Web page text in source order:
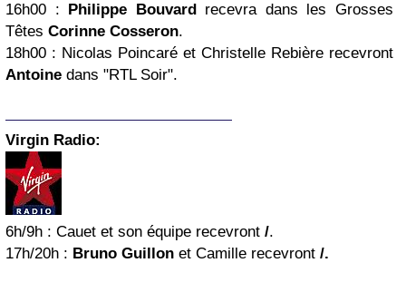
16h00 : Philippe Bouvardrecevra dans les Grosses
Têtes Corinne Cosseron.
18h00 : Nicolas Poincaré et Christelle Rebière recevront
Antoine dans "RTL Soir".
Virgin Radio:
6h/9h : Cauet et son équipe recevront /.
17h/20h : Bruno Guillon et Camille recevront /.